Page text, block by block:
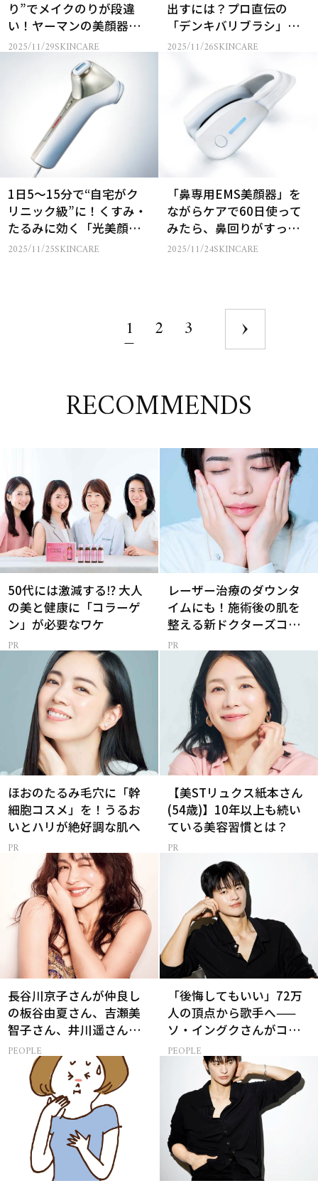
り”でメイクのりが段違
い！ヤーマンの美顔器
【プロの使いこなし術】
2025/11/29SKINCARE
出すには？プロ直伝の
「デンキバリブラシ」使
いこなし術
2025/11/26SKINCARE
1日5〜15分で“自宅がク
リニック級”に！くすみ・
たるみに効く「光美顔
器」を60日ガチ検証
2025/11/25SKINCARE
「鼻専用EMS美顔器」を
ながらケアで60日使って
みたら、鼻回りがすっき
りした！
2025/11/24SKINCARE
1 2 3
RECOMMENDS
50代には激減する⁉ 大人
の美と健康に「コラーゲ
ン」が必要なワケ
レーザー治療のダウンタ
イムにも！施術後の肌を
整える新ドクターズコス
メ
ほおのたるみ毛穴に「幹
細胞コスメ」を！うるお
いとハリが絶好調な肌へ
【美STリュクス紙本さん
(54歳)】10年以上も続い
ている美容習慣とは？
長谷川京子さんが仲良し
の板谷由夏さん、吉瀬美
智子さん、井川遥さんと
集まる理由は…
PEOPLE
「後悔してもいい」72万
人の頂点から歌手へ——
ソ・イングクさんがコツ
コツ頑張れる原動力とは
PEOPLE